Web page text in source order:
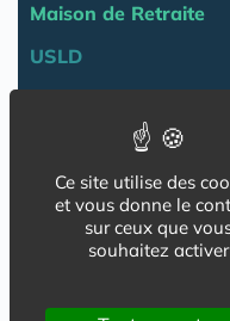
Maison de Retraite
USLD
Professionnels
NOS AUTRES SITES :
Ce site utilise des
et vous donne le
sur ceux que
souhaitez activer